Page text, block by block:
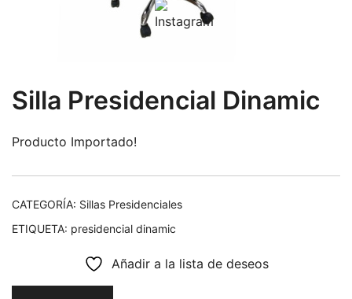
Silla Presidencial Dinamic
Producto Importado!
CATEGORÍA: Sillas Presidenciales
ETIQUETA: presidencial dinamic
Añadir a la lista de deseos